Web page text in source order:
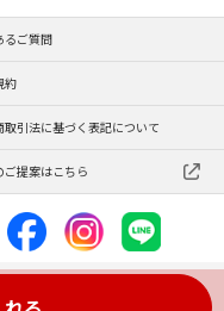
るご質問
約
取引法に基づく表記について
ご提案はこちら